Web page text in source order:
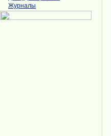
Журналы